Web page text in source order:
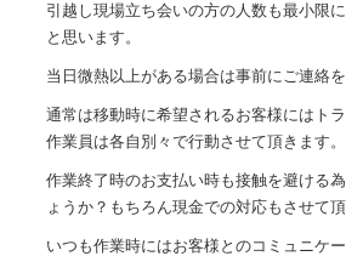
引越し現場立ち会いの方の人数も最小限
と思います。
当日微熱以上がある場合は事前にご連絡
通常は移動時に希望されるお客様にはト
作業員は各自別々で行動させて頂きます。
作業終了時のお支払い時も接触を避ける
ょうか？もちろん現金での対応もさせて頂
いつも作業時にはお客様とのコミュニケ